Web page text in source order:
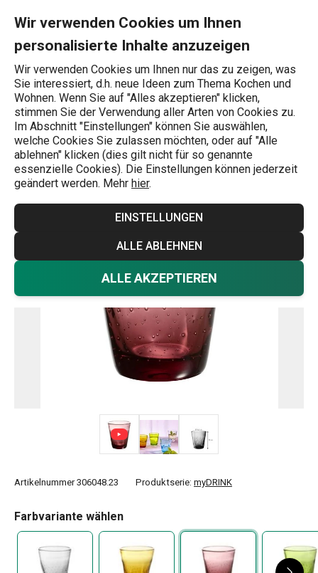
Wir verwenden Cookies um Ihnen
personalisierte Inhalte anzuzeigen
Wir verwenden Cookies um Ihnen nur das zu zeigen, was
Sie interessiert, d.h. neue Ideen zum Thema Kochen und
Wohnen. Wenn Sie auf "Alles akzeptieren" klicken,
stimmen Sie der Verwendung aller Arten von Cookies zu.
Im Abschnitt "Einstellungen" können Sie auswählen,
welche Cookies Sie zulassen möchten, oder auf "Alle
ablehnen" klicken (dies gilt nicht für so genannte
essenzielle Cookies). Die Einstellungen können jederzeit
geändert werden. Mehr hier.
EINSTELLUNGEN
ALLE ABLEHNEN
ALLE AKZEPTIEREN
Wonach suchen Sie?
Trinkgläser
Trinkglas myDRINK Colori 300 ml,
violett
Artikelnummer 306048.23 Produktserie: myDRINK
Farbvariante wählen